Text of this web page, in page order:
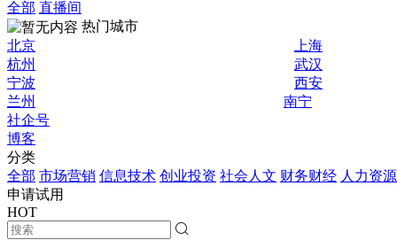
全部 直播间
热门城市
北京
上海
杭州
武汉
宁波
西安
兰州
南宁
社企号
博客
分类
全部 市场营销 信息技术 创业投资 社会人文 财务财经 人力资源
申请试用
HOT